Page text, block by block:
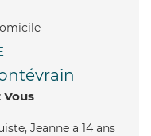
Vous
Jeanne a 14 ans